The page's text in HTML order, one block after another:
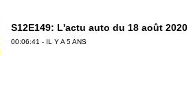
S12E149: L'actu auto du 18 août 2020
00:06:41 - IL Y A 5 ANS